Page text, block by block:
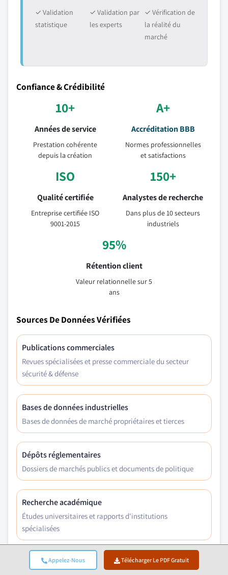
Appelez-Nous Télécharger Le PDF Gratuit
✓ Validation
statistique
✓ Validation par
les experts
✓ Vérification de
la réalité du
marché
Confiance & Crédibilité
10+
Années de service
Prestation cohérente
depuis la création
A+
Accréditation BBB
Normes professionnelles
et satisfactions
ISO
Qualité certifiée
Entreprise certifiée ISO
9001-2015
150+
Analystes de recherche
Dans plus de 10 secteurs
industriels
95%
Rétention client
Valeur relationnelle sur 5
ans
Sources De Données Vérifiées
Publications commerciales
Revues spécialisées et presse commerciale du secteur
sécurité & défense
Bases de données industrielles
Bases de données de marché propriétaires et tierces
Dépôts réglementaires
Dossiers de marchés publics et documents de politique
Recherche académique
Études universitaires et rapports d'institutions
spécialisées
Rapports d'entreprises